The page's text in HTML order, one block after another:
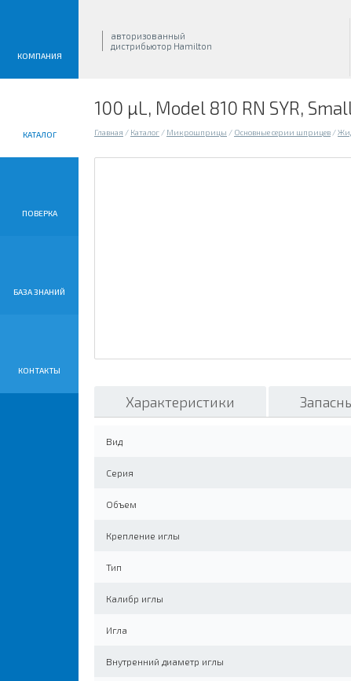
КОМПАНИЯ
КАТАЛОГ
ПОВЕРКА
БАЗА ЗНАНИЙ
КОНТАКТЫ
авторизованный
дистрибьютор Hamilton
100 µL, Model 810 RN SYR,
Главная / Каталог / Микрошприцы / Основные серии шприцев /
Характеристики
Вид
Серия
Объем
Крепление иглы
Тип
Калибр иглы
Игла
Внутренний диаметр иглы